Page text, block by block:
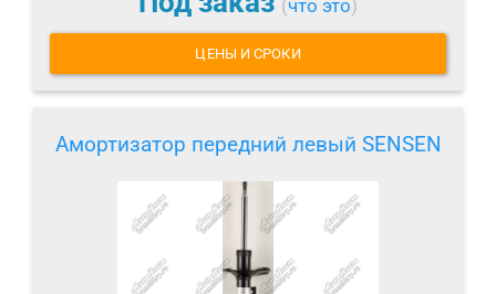
(что это)
ЦЕНЫ И СРОКИ
Амортизатор передний левый SENSEN